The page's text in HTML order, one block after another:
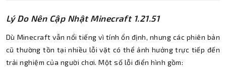
Lý Do Nên Cập Nhật Minecraft 1.21.51
Dù Minecraft vẫn nổi tiếng vì tính ổn định, nhưng các phiên bản
cũ thường tồn tại nhiều lỗi vặt có thể ảnh hưởng trực tiếp đến
trải nghiệm của người chơi. Một số lỗi điển hình gồm: